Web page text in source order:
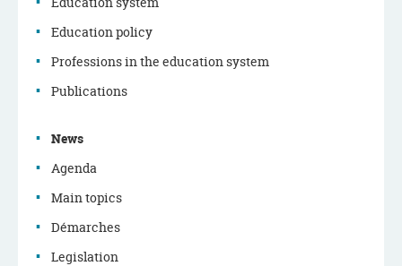
Navigation
menu
Education policy
Professions in the education system
Publications
News
Agenda
Main topics
Démarches
Legislation